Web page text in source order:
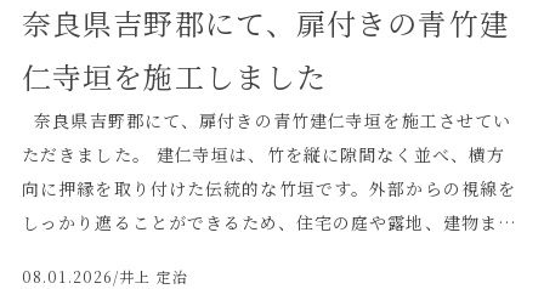
奈良県吉野郡にて、扉付きの青竹建
仁寺垣を施工しました
奈良県吉野郡にて、扉付きの青竹建仁寺垣を施工させてい
ただきました。 建仁寺垣は、竹を縦に隙間なく並べ、横方
向に押縁を取り付けた伝統的な竹垣です。外部からの視線を
しっかり遮ることができるため、住宅の庭や露地、建物まわ
08.01.2026/井上 定治